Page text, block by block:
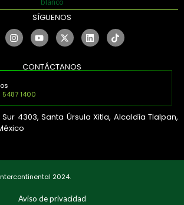
SÍGUENOS
CONTÁCTANOS
1400
4303, Santa Úrsula Xitla, Alcaldía Tlalpan,
2024.
Aviso de privacidad